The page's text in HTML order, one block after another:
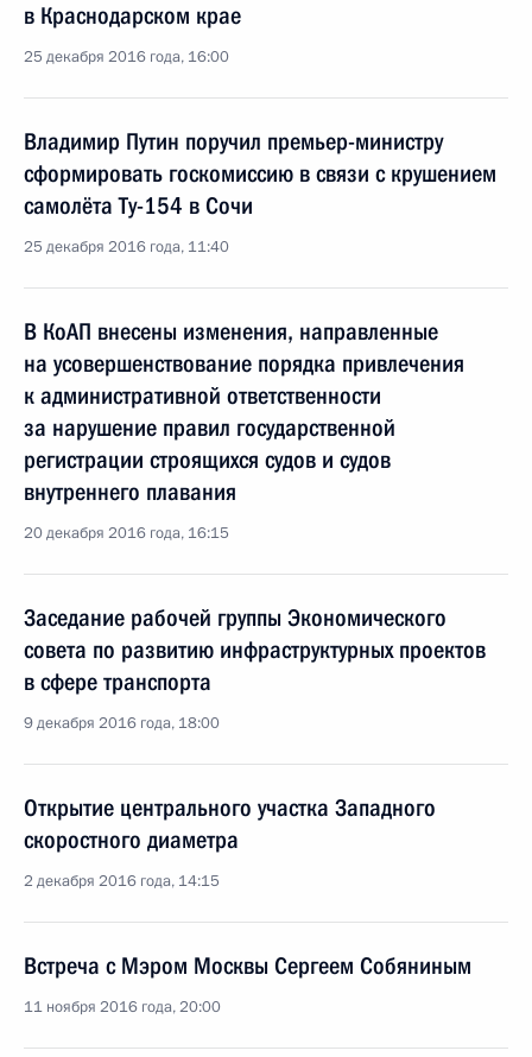
в Краснодарском крае
25 декабря 2016 года, 16:00
Владимир Путин поручил премьер-министру
сформировать госкомиссию в связи с крушением
самолёта Ту-154 в Сочи
25 декабря 2016 года, 11:40
В КоАП внесены изменения, направленные
на усовершенствование порядка привлечения
к административной ответственности
за нарушение правил государственной
регистрации строящихся судов и судов
внутреннего плавания
20 декабря 2016 года, 16:15
Заседание рабочей группы Экономического
совета по развитию инфраструктурных проектов
в сфере транспорта
9 декабря 2016 года, 18:00
Открытие центрального участка Западного
скоростного диаметра
2 декабря 2016 года, 14:15
Встреча с Мэром Москвы Сергеем Собяниным
11 ноября 2016 года, 20:00